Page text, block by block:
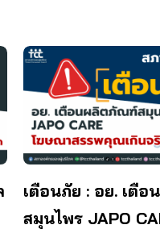
เตือนภัย : อย. เตื
สมุนไพร JAPO